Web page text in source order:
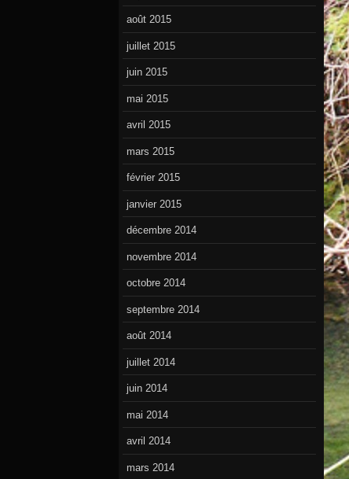
août 2015
juillet 2015
juin 2015
mai 2015
avril 2015
mars 2015
février 2015
janvier 2015
décembre 2014
novembre 2014
octobre 2014
septembre 2014
août 2014
juillet 2014
juin 2014
mai 2014
avril 2014
mars 2014